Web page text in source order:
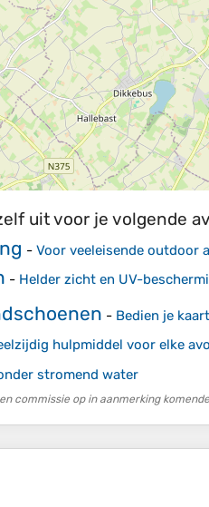
uit voor je volgende
- Voor veeleisende outdoor
- Helder zicht en UV-
- Bedien je
hulpmiddel voor elke
stromend water
commissie op in aanmerking